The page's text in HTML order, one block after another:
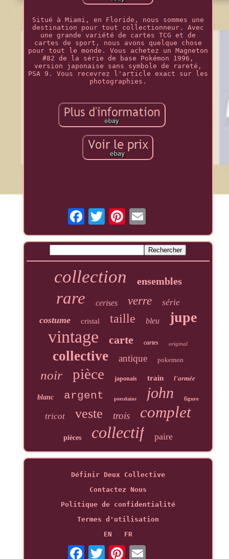
Situé à Miami, en Floride, nous sommes une
destination pour tout collectionneur. Avec
une grande variété de cartes TCG et de
cartes de sport, nous avons quelque chose
pour tout le monde. Vous achetez un Magneton
#82 de la série de base Pokémon 1996,
version japonaise sans symbole de rareté,
PSA 9. Vous recevrez l'article exact sur les
photographies.
collection ensembles
rare cerises verre série
costume cristal taille bleu jupe
vintage carte cartes original
collective antique pokemon
noir pièce japonais train l'armée
blanc argent porcelaine john figure
tricot veste trois complet
pièces collectif paire
Définir Deux Collective
Contactez Nous
Politique de confidentialité
Termes d'utilisation
EN
FR